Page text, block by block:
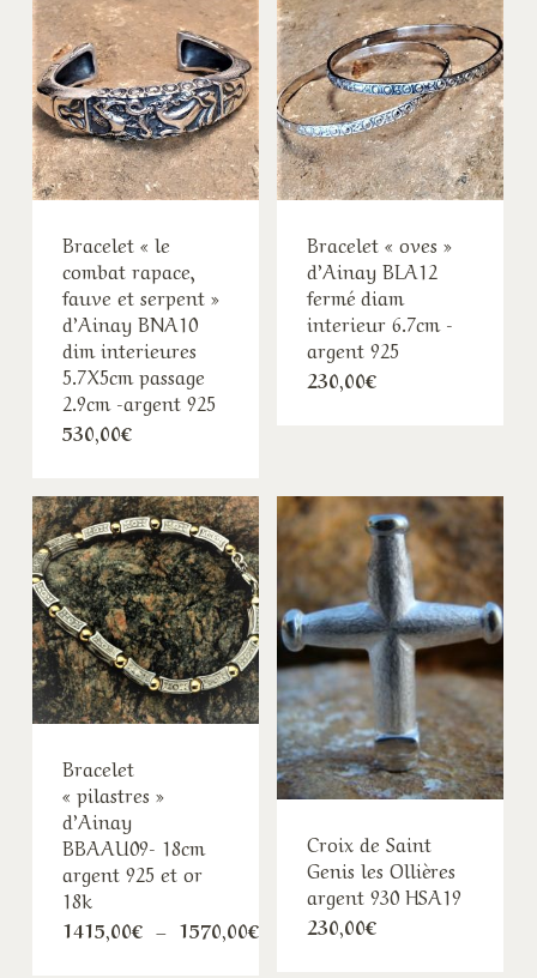
Bracelet « le
combat rapace,
fauve et serpent »
d’Ainay BNA10
dim interieures
5.7X5cm passage
2.9cm -argent 925
530,00€
Bracelet « oves »
d’Ainay BLA12
fermé diam
interieur 6.7cm -
argent 925
230,00€
Bracelet
« pilastres »
d’Ainay
BBAAU09- 18cm
argent 925 et or
18k
1415,00€ – 1570,00€Plage
de
Croix de Saint
Genis les Ollières
argent 930 HSA19
230,00€